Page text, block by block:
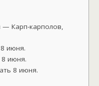
Карп-карполов,
июня.
июня.
8 июня.